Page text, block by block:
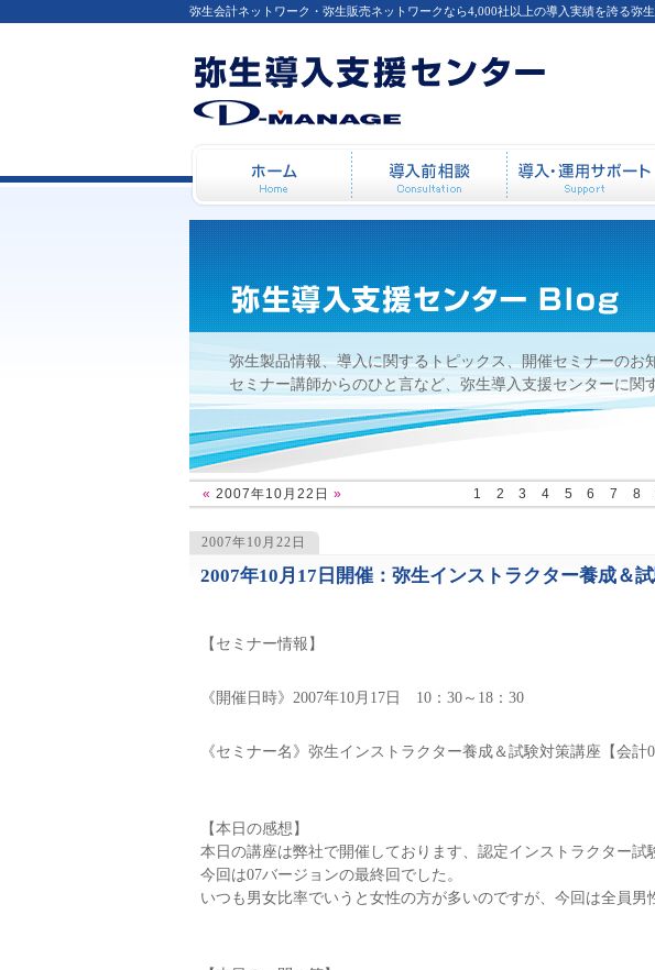
2007年10月22日
弥生会計ネットワーク・弥生販売ネットワークなら4,000社以上の導入実績を誇る弥
弥生製品情報、導入に関するトピックス、開催セミナーのお
セミナー講師からのひと言など、弥生導入支援センターに関
«2007年10月22日 » 1 2 3 4 5 6 7 8
2007年10月22日
2007年10月17日開催：弥生インストラクター養成＆
1072
【セミナー情報】
《開催日時》2007年10月17日 10：30～18：30
《セミナー名》弥生インストラクター養成＆試験対策講座【会計
【本日の感想】
本日の講座は弊社で開催しております、認定インストラクター試
今回は07バージョンの最終回でした。
いつも男女比率でいうと女性の方が多いのですが、今回は全員男
ホーム 導入前相談